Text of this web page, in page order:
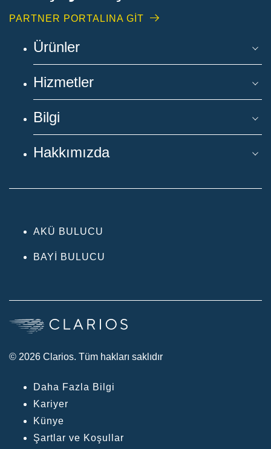
PARTNER PORTALINA GİT
Ürünler
Hizmetler
Bilgi
Hakkımızda
AKÜ BULUCU
BAYI BULUCU
© 2026 Clarios. Tüm hakları saklıdır
Daha Fazla Bilgi
Kariyer
Künye
Şartlar ve Koşullar